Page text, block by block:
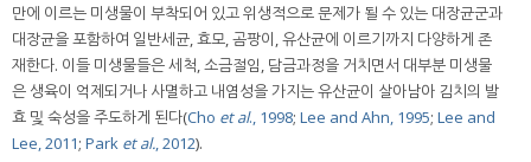
만에 이르는 미생물이 부착되어 있고 위생적으로 문제가 될 수 있는 대장균군과
대장균을 포함하여 일반세균, 효모, 곰팡이, 유산균에 이르기까지 다양하게 존
재한다. 이들 미생물들은 세척, 소금절임, 담금과정을 거치면서 대부분 미생물
은 생육이 억제되거나 사멸하고 내염성을 가지는 유산균이 살아남아 김치의 발
효 및 숙성을 주도하게 된다(Cho et al., 1998; Lee and Ahn, 1995; Lee and
Lee, 2011; Park et al., 2012).